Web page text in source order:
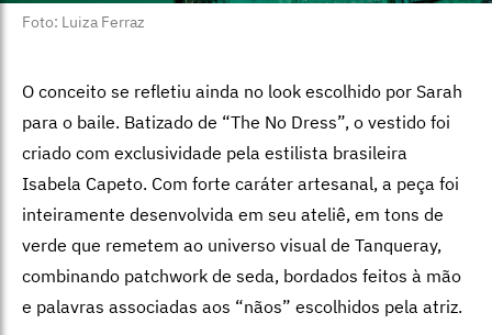
Foto: Luiza Ferraz
O conceito se refletiu ainda no look escolhido por Sarah
para o baile. Batizado de “The No Dress”, o vestido foi
criado com exclusividade pela estilista brasileira
Isabela Capeto. Com forte caráter artesanal, a peça foi
inteiramente desenvolvida em seu ateliê, em tons de
verde que remetem ao universo visual de Tanqueray,
combinando patchwork de seda, bordados feitos à mão
e palavras associadas aos “nãos” escolhidos pela atriz.